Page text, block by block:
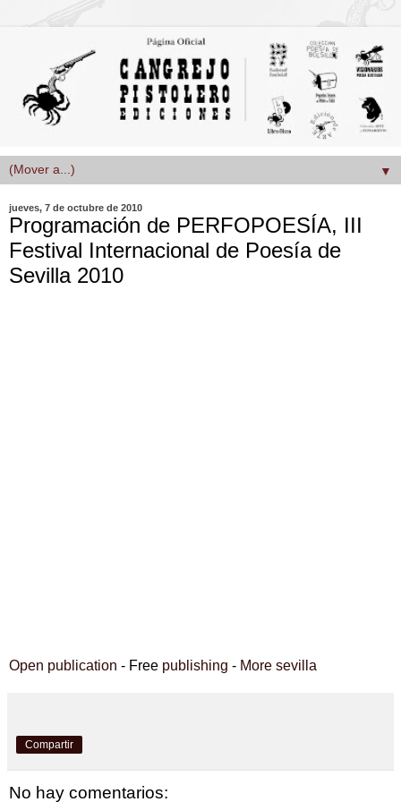
▼
jueves, 7 de octubre de 2010
Programación de PERFOPOESÍA, III
Festival Internacional de Poesía de
Sevilla 2010
Open publication - Free publishing - More sevilla
Compartir
No hay comentarios: